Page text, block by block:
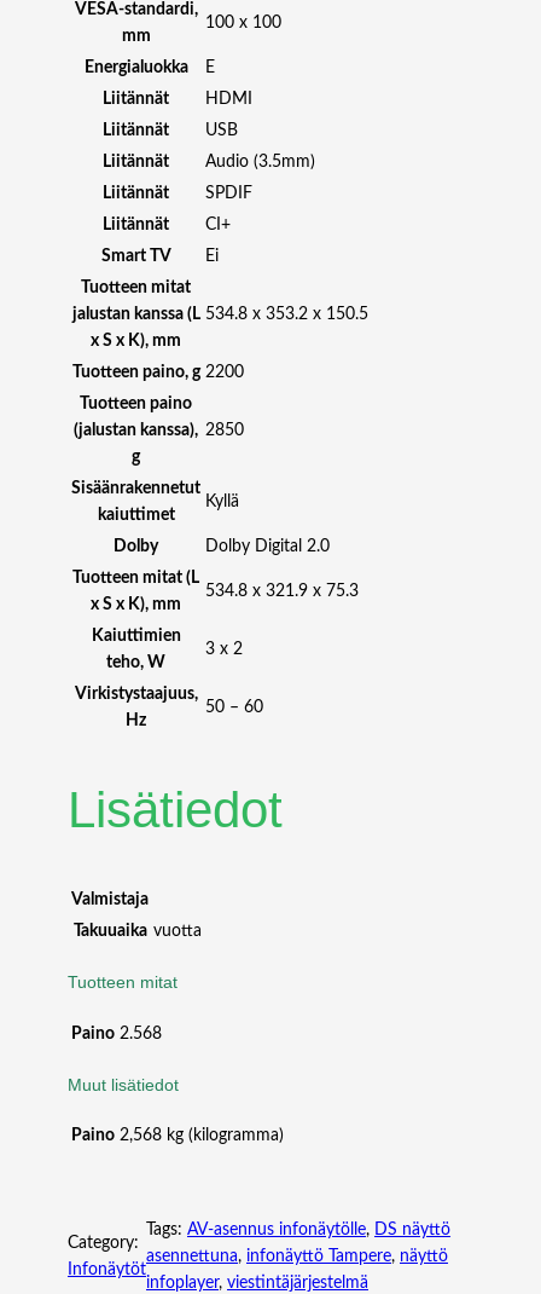
L
0
C
H
VESA-standardi,
mm
100 x 100
Energialuokka
E
Liitännät
HDMI
Liitännät
USB
Liitännät
Audio (3.5mm)
Liitännät
SPDIF
Liitännät
CI+
Smart TV
Ei
Tuotteen mitat
jalustan kanssa (L
x S x K), mm
534.8 x 353.2 x 150.5
Tuotteen paino, g 2200
Tuotteen paino
(jalustan kanssa),
g
2850
Sisäänrakennetut
kaiuttimet
Kyllä
Dolby
Dolby Digital 2.0
Tuotteen mitat (L
x S x K), mm
534.8 x 321.9 x 75.3
Kaiuttimien
teho, W
3 x 2
Virkistystaajuus,
Hz
50 – 60
Lisätiedot
Valmistaja
Takuuaika vuotta
Tuotteen mitat
Paino 2.568
Muut lisätiedot
Paino 2,568 kg (kilogramma)
Category:
Infonäytöt
Tags: AV-asennus infonäytölle, DS näyttö
asennettuna, infonäyttö Tampere, näyttö
infoplayer, viestintäjärjestelmä